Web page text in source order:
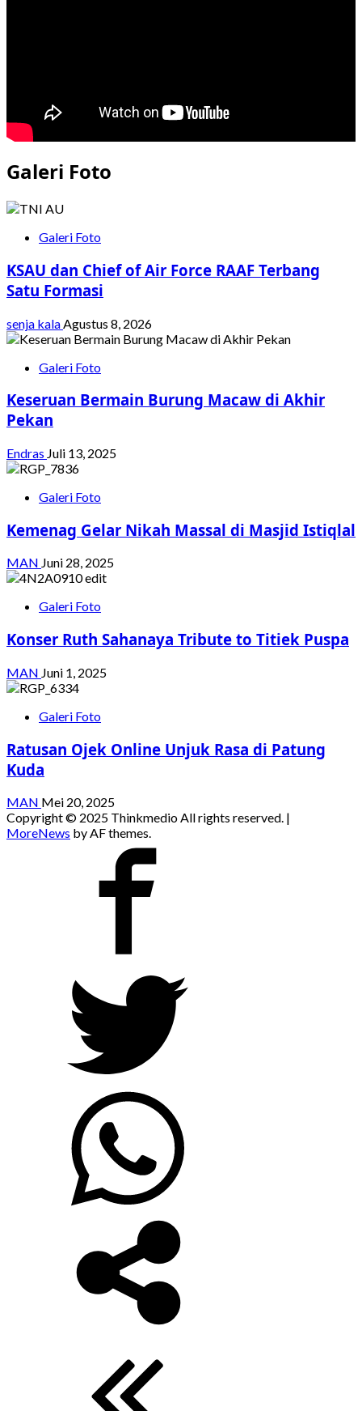
Galeri Foto
Galeri Foto
KSAU dan Chief of Air Force RAAF Terbang
Satu Formasi
senja kala Agustus 8, 2026
Galeri Foto
Keseruan Bermain Burung Macaw di Akhir
Pekan
Endras Juli 13, 2025
Galeri Foto
Kemenag Gelar Nikah Massal di Masjid Istiqlal
MAN Juni 28, 2025
Galeri Foto
Konser Ruth Sahanaya Tribute to Titiek Puspa
MAN Juni 1, 2025
Galeri Foto
Ratusan Ojek Online Unjuk Rasa di Patung
Kuda
MAN Mei 20, 2025
Copyright © 2025 Thinkmedio All rights reserved. |
MoreNews by AF themes.